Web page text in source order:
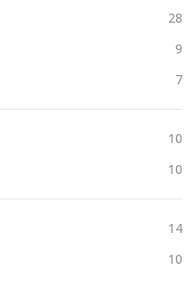
28
9
7
10
10
14
10